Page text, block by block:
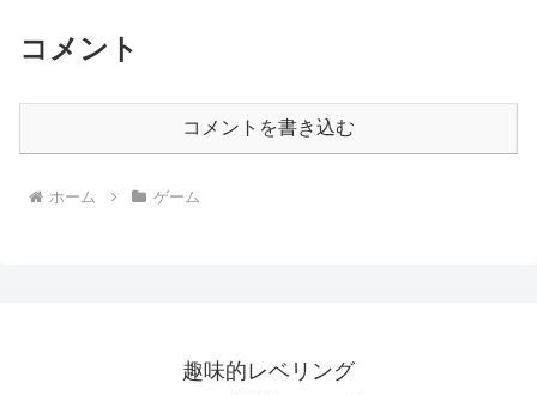
コメント
コメントを書き込む
ホーム ゲーム
趣味的レベリング